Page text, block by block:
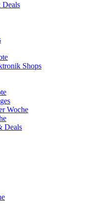
Deals
Shops
Woche
Deals